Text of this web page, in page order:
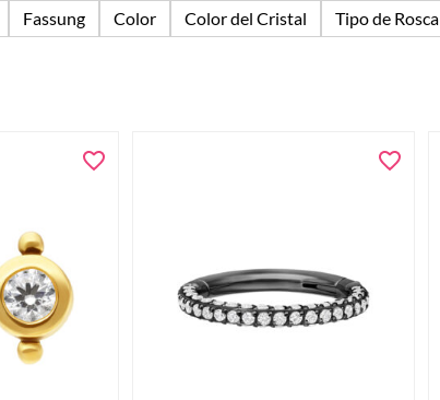
Fassung Color Color del Cristal Tipo de Rosca